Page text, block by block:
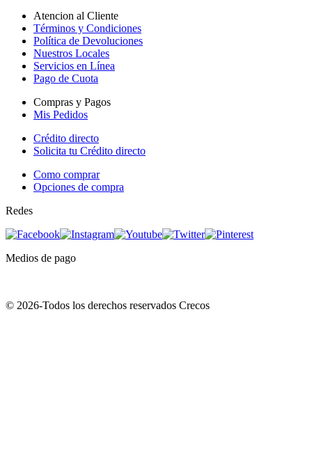
Atencion al Cliente
Términos y Condiciones
Política de Devoluciones
Nuestros Locales
Servicios en Línea
Pago de Cuota
Compras y Pagos
Mis Pedidos
Crédito directo
Solicita tu Crédito directo
Como comprar
Opciones de compra
Redes
Medios de pago
© 2026-Todos los derechos reservados Crecos